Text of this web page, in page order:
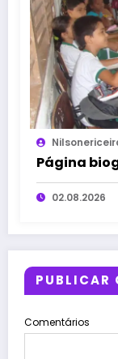
Página
02.08.2026
PUBLICAR
Comentários